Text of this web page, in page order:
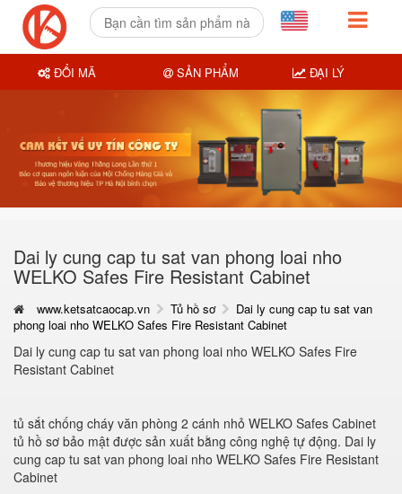
Dai ly cung cap tu sat van phong loai nho
WELKO Safes Fire Resistant Cabinet
www.ketsatcaocap.vn Tủ hồ sơ
Dai ly cung cap tu sat van
phong loai nho WELKO Safes Fire Resistant Cabinet
Dai ly cung cap tu sat van phong loai nho WELKO Safes Fire
Resistant Cabinet
tủ sắt chống cháy văn phòng 2 cánh nhỏ WELKO Safes Cabinet
tủ hồ sơ bảo mật được sản xuất bằng công nghệ tự động. Dai ly
cung cap tu sat van phong loai nho WELKO Safes Fire Resistant
Cabinet
ĐỔI MÃ SẢN PHẨM ĐẠI LÝ